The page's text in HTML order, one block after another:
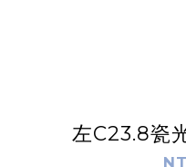
左C23.8瓷